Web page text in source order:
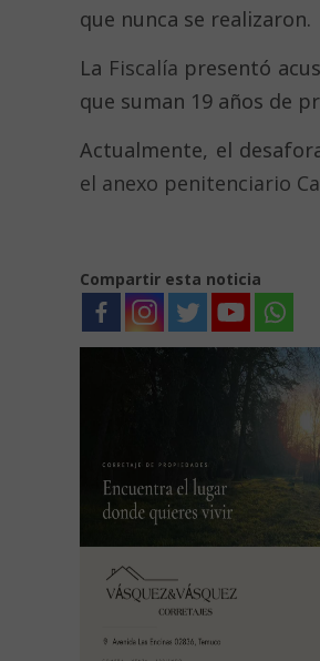
que nunca se realizaron.
La Fiscalía presentó
que suman 19 años de
Actualmente, el
el anexo penitenciario
Compartir esta noticia